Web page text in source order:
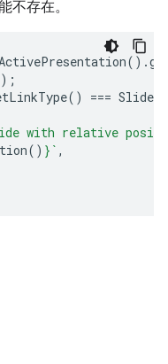
不存在。
().
() ===
with relative
() } ` ,